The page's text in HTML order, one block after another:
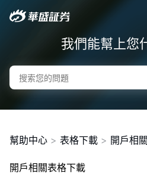
我們能幫上您
幫助中心 > 表格下載 > 開戶相關
開戶相關表格下載